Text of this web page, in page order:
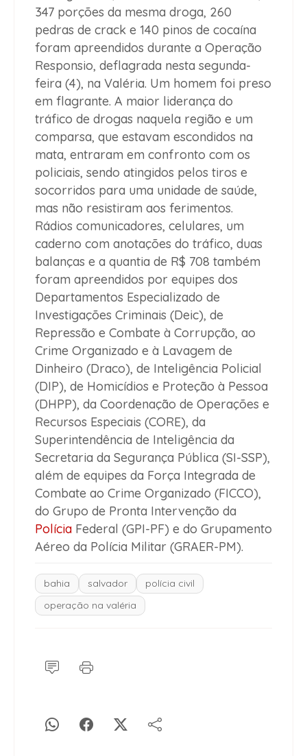
347 porções da mesma droga, 260
pedras de crack e 140 pinos de cocaína
foram apreendidos durante a Operação
Responsio, deflagrada nesta segunda-
feira (4), na Valéria. Um homem foi preso
em flagrante. A maior liderança do
tráfico de drogas naquela região e um
comparsa, que estavam escondidos na
mata, entraram em confronto com os
policiais, sendo atingidos pelos tiros e
socorridos para uma unidade de saúde,
mas não resistiram aos ferimentos.
Rádios comunicadores, celulares, um
caderno com anotações do tráfico, duas
balanças e a quantia de R$ 708 também
foram apreendidos por equipes dos
Departamentos Especializado de
Investigações Criminais (Deic), de
Repressão e Combate à Corrupção, ao
Crime Organizado e à Lavagem de
Dinheiro (Draco), de Inteligência Policial
(DIP), de Homicídios e Proteção à Pessoa
(DHPP), da Coordenação de Operações e
Recursos Especiais (CORE), da
Superintendência de Inteligência da
Secretaria da Segurança Pública (SI-SSP),
além de equipes da Força Integrada de
Combate ao Crime Organizado (FICCO),
do Grupo de Pronta Intervenção da
Polícia Federal (GPI-PF) e do Grupamento
Aéreo da Polícia Militar (GRAER-PM).
bahia salvador
polícia civil
operação na valéria